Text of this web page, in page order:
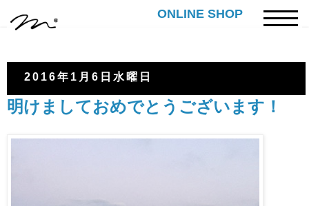
ONLINE SHOP
2016年1月6日水曜日
明けましておめでとうございます！